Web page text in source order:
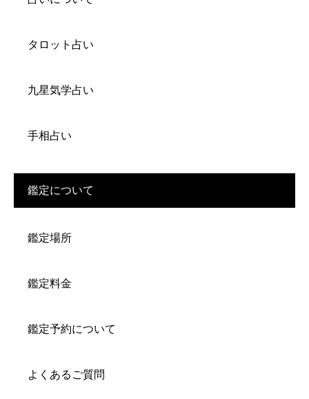
タロット占い
九星気学占い
手相占い
鑑定について
鑑定場所
鑑定料金
鑑定予約について
よくあるご質問